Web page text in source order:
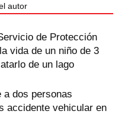
autor
de Protección
vida de un niño de 3
de un lago
a dos personas
accidente vehicular en